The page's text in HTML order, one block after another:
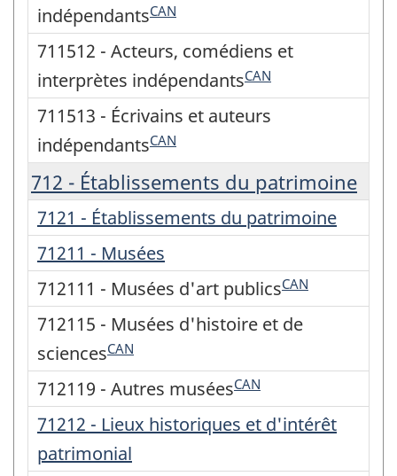
indépendantsCAN
711512 - Acteurs, comédiens et
interprètes indépendantsCAN
711513 - Écrivains et auteurs
indépendantsCAN
712 - Établissements du patrimoine
7121 - Établissements du patrimoine
71211 - Musées
712111 - Musées d'art publicsCAN
712115 - Musées d'histoire et de
sciencesCAN
712119 - Autres muséesCAN
71212 - Lieux historiques et d'intérêt
patrimonial